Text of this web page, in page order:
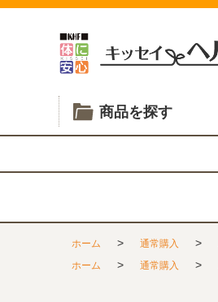
商品を探す
ホーム > 通常購入 >
ホーム
> 通常購入 >